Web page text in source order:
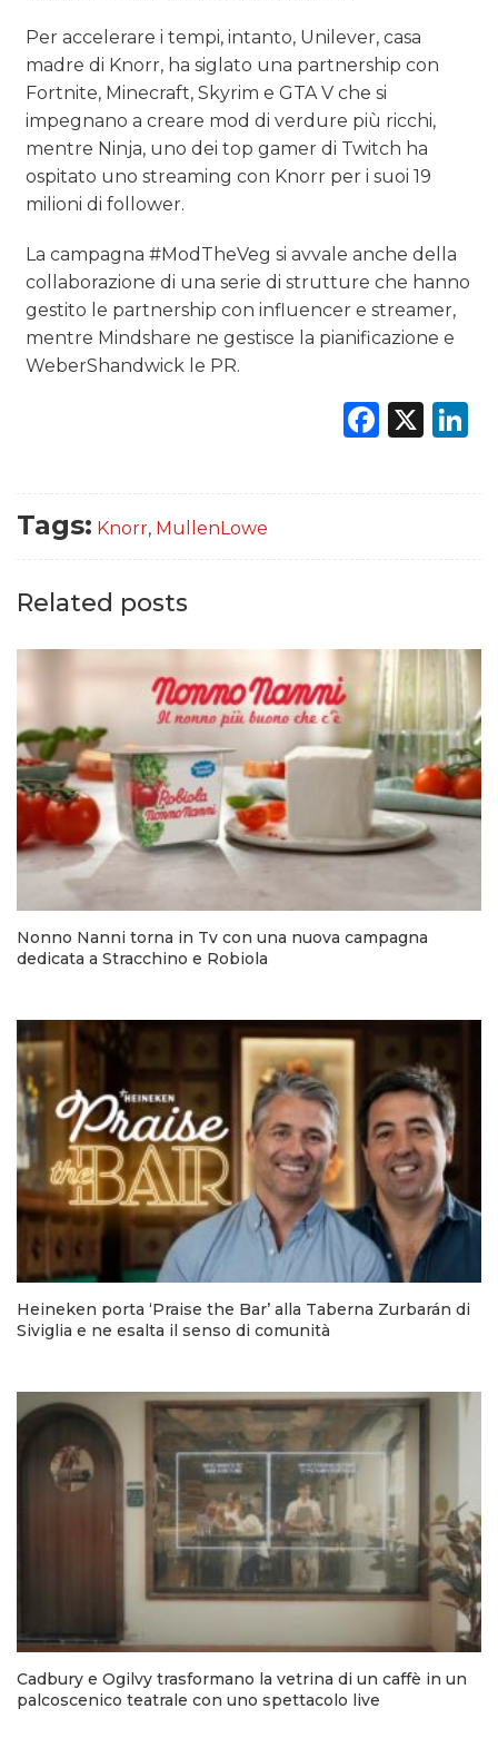
Per accelerare i tempi, intanto, Unilever, casa
madre di Knorr, ha siglato una partnership con
Fortnite, Minecraft, Skyrim e GTA V che si
impegnano a creare mod di verdure più ricchi,
mentre Ninja, uno dei top gamer di Twitch ha
ospitato uno streaming con Knorr per i suoi 19
milioni di follower.
La campagna #ModTheVeg si avvale anche della
collaborazione di una serie di strutture che hanno
gestito le partnership con influencer e streamer,
mentre Mindshare ne gestisce la pianificazione e
WeberShandwick le PR.
X
Tags: Knorr, MullenLowe
Related posts
Nonno Nanni torna in Tv con una nuova campagna
dedicata a Stracchino e Robiola
Heineken porta ‘Praise the Bar’ alla Taberna Zurbarán di
Siviglia e ne esalta il senso di comunità
Cadbury e Ogilvy trasformano la vetrina di un caffè in un
palcoscenico teatrale con uno spettacolo live